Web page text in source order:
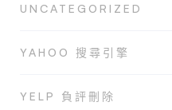
UNCATEGORIZED
YAHOO 搜尋引擎
YELP 負評刪除